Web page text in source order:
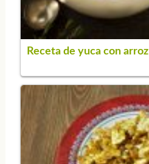
Receta de yuca con arroz